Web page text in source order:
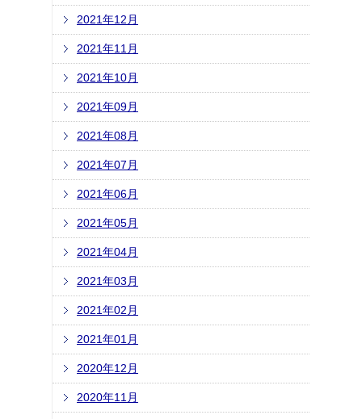
2021年12月
2021年11月
2021年10月
2021年09月
2021年08月
2021年07月
2021年06月
2021年05月
2021年04月
2021年03月
2021年02月
2021年01月
2020年12月
2020年11月